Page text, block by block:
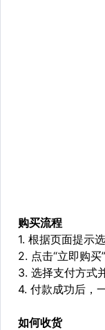
购买流程
1. 根据页面提示
2. 点击“立即购
3. 选择支付方式
4. 付款成功后，
如何收货